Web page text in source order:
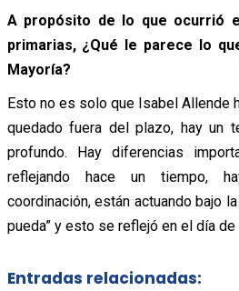
A propósito de lo que ocurrió
primarias, ¿Qué le parece lo
Mayoría?
Esto no es solo que Isabel Allende
quedado fuera del plazo, hay un
profundo. Hay diferencias
reflejando hace un tiempo,
coordinación, están actuando bajo
pueda” y esto se reflejó en el día
Entradas relacionadas: